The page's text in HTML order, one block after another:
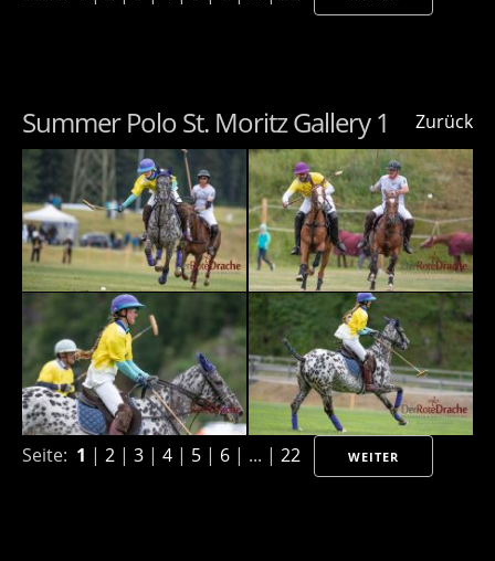
Zurück
Summer Polo St. Moritz Gallery 1
Seite: 1 | 2 | 3 | 4 | 5 | 6 | ... | 22 WEITER